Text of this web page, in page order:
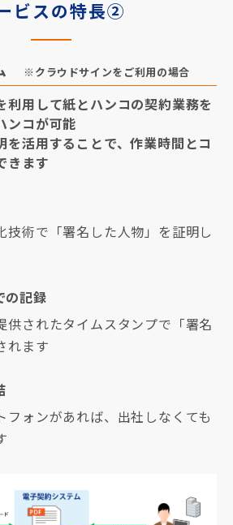
ビスの特長②
※クラウドサインをご利用の場合
利用して紙とハンコの契約業務を
ンコが可能
を活用することで、作業時間とコ
きます
技術で「署名した人物」を証明し
の記録
供されたタイムスタンプで「署名
れます
フォンがあれば、出社しなくても